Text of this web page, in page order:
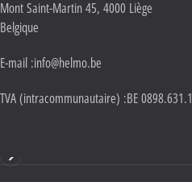
Mont Saint-Martin 45, 4000 Liège
Belgique
E-mail :info@helmo.be
TVA (intracommunautaire) :BE